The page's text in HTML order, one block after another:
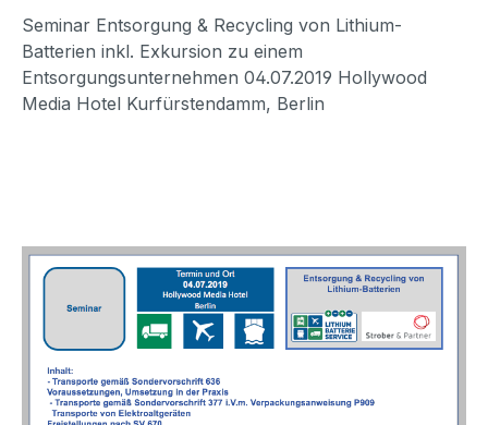
Seminar Entsorgung & Recycling von Lithium-
Batterien inkl. Exkursion zu einem
Entsorgungsunternehmen 04.07.2019 Hollywood
Media Hotel Kurfürstendamm, Berlin